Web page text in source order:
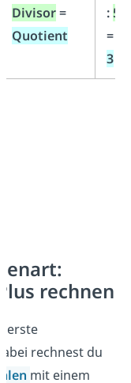
Divisor=
Quotient
:5
=
3
rechnen
erste
rechnest du
mit einem